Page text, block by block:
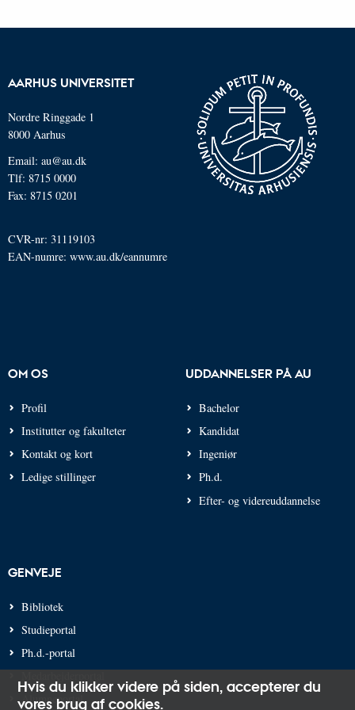
AARHUS UNIVERSITET
Nordre Ringgade 1
8000 Aarhus
Email: au@au.dk
Tlf: 8715 0000
Fax: 8715 0201
CVR-nr: 31119103
EAN-numre: www.au.dk/eannumre
OM OS
Profil
Institutter og fakulteter
Kontakt og kort
Ledige stillinger
UDDANNELSER PÅ AU
Bachelor
Kandidat
Ingeniør
Ph.d.
Efter- og videreuddannelse
GENVEJE
Bibliotek
Studieportal
Ph.d.-portal
Alumneportal
Hvis du klikker videre på siden, accepterer du
vores brug af cookies.